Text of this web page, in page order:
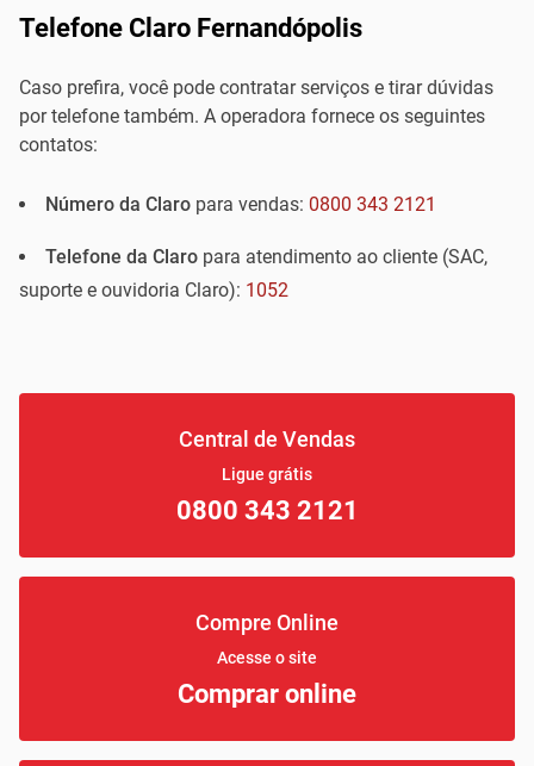
Telefone Claro Fernandópolis
Caso prefira, você pode contratar serviços e tirar dúvidas
por telefone também. A operadora fornece os seguintes
contatos:
Número da Claro para vendas: 0800 343 2121
Telefone da Claro para atendimento ao cliente (SAC,
suporte e ouvidoria Claro): 1052
Central de Vendas
Ligue grátis
0800 343 2121
Compre Online
Acesse o site
Comprar online